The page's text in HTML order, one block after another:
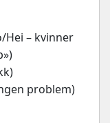
Hei – kvinner
problem)